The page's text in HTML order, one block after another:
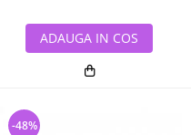
ADAUGA IN COS
-48%